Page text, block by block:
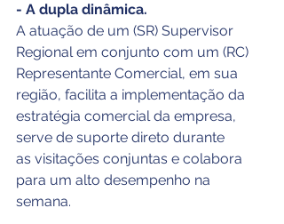
- A dupla dinâmica.
A atuação de um (SR) Supervisor
Regional em conjunto com um (RC)
Representante Comercial, em sua
região, facilita a implementação da
estratégia comercial da empresa,
serve de suporte direto durante
as visitações conjuntas e colabora
para um alto desempenho na
semana.